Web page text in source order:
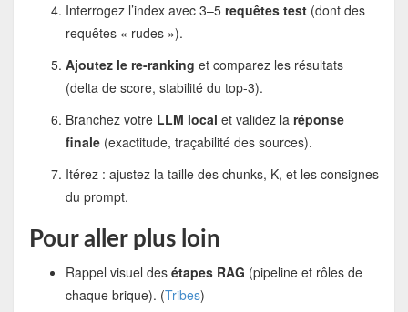
Interrogez l’index avec 3–5 requêtes test(dont des
requêtes « rudes »).
Ajoutez le re-ranking et comparez les résultats
(delta de score, stabilité du top-3).
Branchez votre LLM local et validez la réponse
finale(exactitude, traçabilité des sources).
Itérez : ajustez la taille des chunks, K, et les consignes
du prompt.
Pour aller plus loin
Rappel visuel des étapes RAG (pipeline et rôles de
chaque brique). (Tribes)